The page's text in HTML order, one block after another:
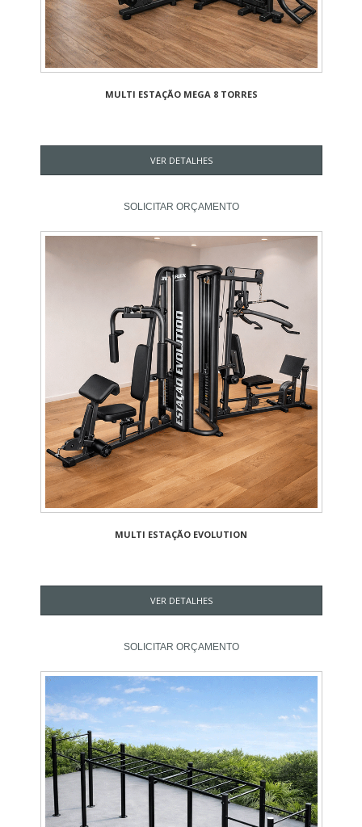
MULTI ESTAÇÃO MEGA 8 TORRES
VER DETALHES
SOLICITAR ORÇAMENTO
MULTI ESTAÇÃO EVOLUTION
VER DETALHES
SOLICITAR ORÇAMENTO